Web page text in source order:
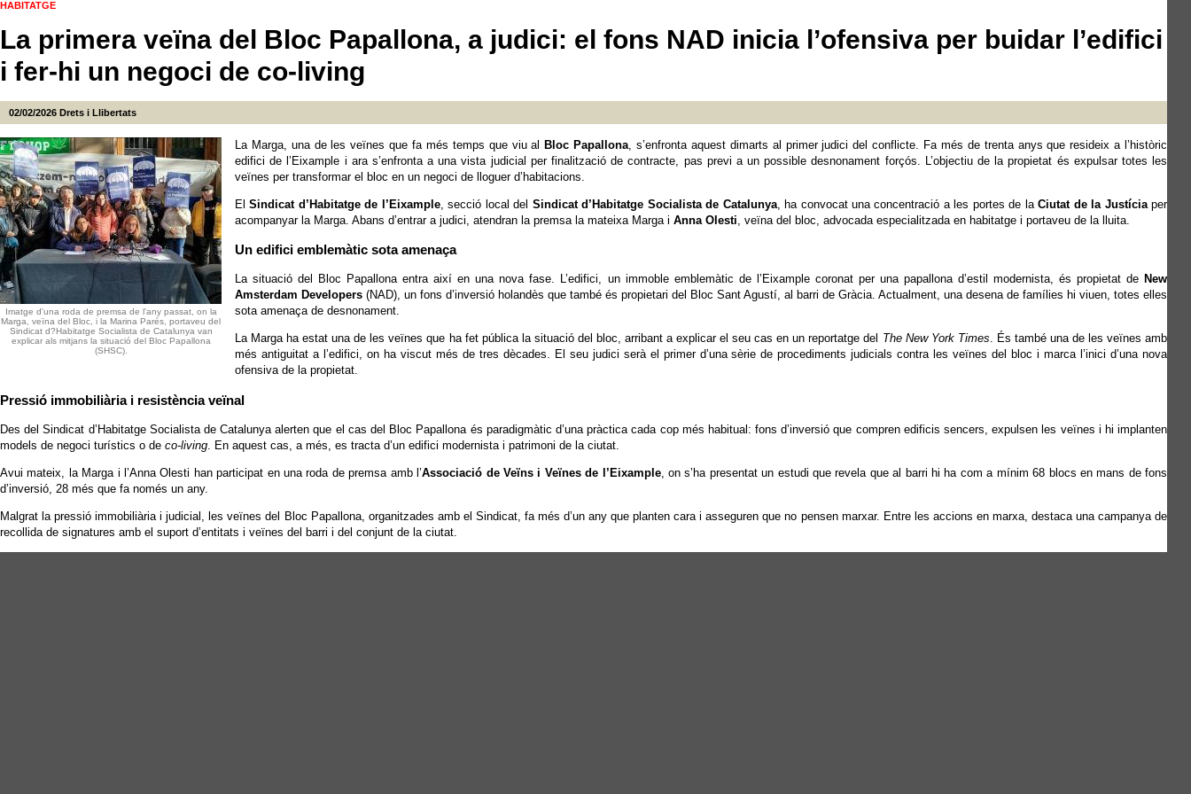
HABITATGE
La primera veïna del Bloc Papallona, a judici: el fons NAD inicia l’ofensiva per buidar l’edifici
i fer-hi un negoci de co-living
02/02/2026 Drets i Llibertats
Imatge d'una roda de premsa de l'any passat, on la
Marga, veïna del Bloc, i la Marina Parés, portaveu del
Sindicat d?Habitatge Socialista de Catalunya van
explicar als mitjans la situació del Bloc Papallona
(SHSC).
La Marga, una de les veïnes que fa més temps que viu al Bloc Papallona, s’enfronta aquest dimarts al primer judici del conflicte. Fa més de trenta anys que resideix a l’històric
edifici de l’Eixample i ara s’enfronta a una vista judicial per finalització de contracte, pas previ a un possible desnonament forçós. L’objectiu de la propietat és expulsar totes les
veïnes per transformar el bloc en un negoci de lloguer d’habitacions.
ElSindicat d’Habitatge de l’Eixample, secció local del Sindicat d’Habitatge Socialista de Catalunya, ha convocat una concentració a les portes de laCiutat de la Justíciaper
acompanyar la Marga. Abans d’entrar a judici, atendran la premsa la mateixa Marga i Anna Olesti, veïna del bloc, advocada especialitzada en habitatge i portaveu de la lluita.
Un edifici emblemàtic sota amenaça
La situació del Bloc Papallona entra així en una nova fase. L’edifici, un immoble emblemàtic de l’Eixample coronat per una papallona d’estil modernista, és propietat de New
Amsterdam Developers (NAD), un fons d’inversió holandès que també és propietari del Bloc Sant Agustí, al barri de Gràcia. Actualment, una desena de famílies hi viuen, totes elles
sota amenaça de desnonament.
La Marga ha estat una de les veïnes que ha fet pública la situació del bloc, arribant a explicar el seu cas en un reportatge del The New York Times. És també una de les veïnes amb
més antiguitat a l’edifici, on ha viscut més de tres dècades. El seu judici serà el primer d’una sèrie de procediments judicials contra les veïnes del bloc i marca l’inici d’una nova
ofensiva de la propietat.
Pressió immobiliària i resistència veïnal
Des del Sindicat d’Habitatge Socialista de Catalunya alerten que el cas del Bloc Papallona és paradigmàtic d’una pràctica cada cop més habitual: fons d’inversió que compren edificis sencers, expulsen les veïnes i hi implanten
models de negoci turístics o de co-living . En aquest cas, a més, es tracta d’un edifici modernista i patrimoni de la ciutat.
Avui mateix, la Marga i l’Anna Olesti han participat en una roda de premsa amb l’Associació de Veïns i Veïnes de l’Eixample, on s’ha presentat un estudi que revela que al barri hi ha com a mínim 68 blocs en mans de fons
d’inversió, 28 més que fa només un any.
Malgrat la pressió immobiliària i judicial, les veïnes del Bloc Papallona, organitzades amb el Sindicat, fa més d’un any que planten cara i asseguren que no pensen marxar. Entre les accions en marxa, destaca una campanya de
recollida de signatures amb el suport d’entitats i veïnes del barri i del conjunt de la ciutat.